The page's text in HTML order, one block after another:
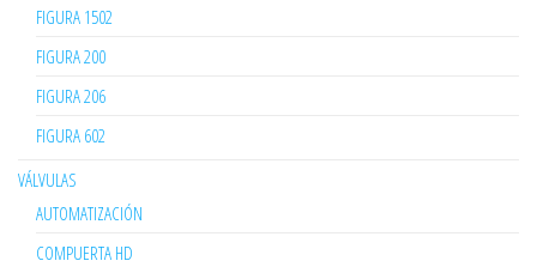
FIGURA 1502
FIGURA 200
FIGURA 206
FIGURA 602
VÁLVULAS
AUTOMATIZACIÓN
COMPUERTA HD